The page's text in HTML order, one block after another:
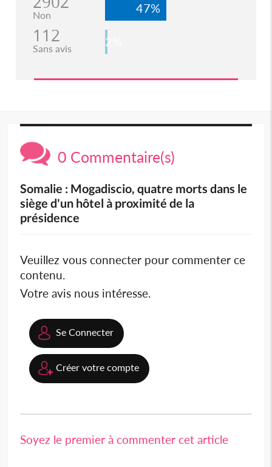
Non 47%
112
Sans avis 2%
0 Commentaire(s)
Somalie : Mogadiscio, quatre morts dans le
siège d'un hôtel à proximité de la
présidence
Veuillez vous connecter pour commenter ce
contenu.
Votre avis nous intéresse.
Se Connecter
Créer votre compte
Soyez le premier à commenter cet article